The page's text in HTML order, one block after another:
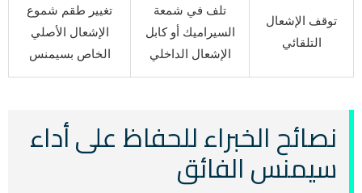
توقف الإشعال
التلقائي
تلف في شمعة
السيراميك أو كابل
الإشعال الداخلي
تغيير طقم شموع
الإشعال الأصلي
الخاص بسيمنس
نصائح الخبراء للحفاظ على أداء
سيمنس الفائق